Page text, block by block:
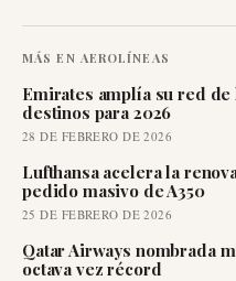
MÁS EN AEROLÍNEAS
Emirates amplía su red
destinos para 2026
28 DE FEBRERO DE 2026
Lufthansa acelera la
pedido masivo de A350
25 DE FEBRERO DE 2026
Qatar Airways nombrada
octava vez récord